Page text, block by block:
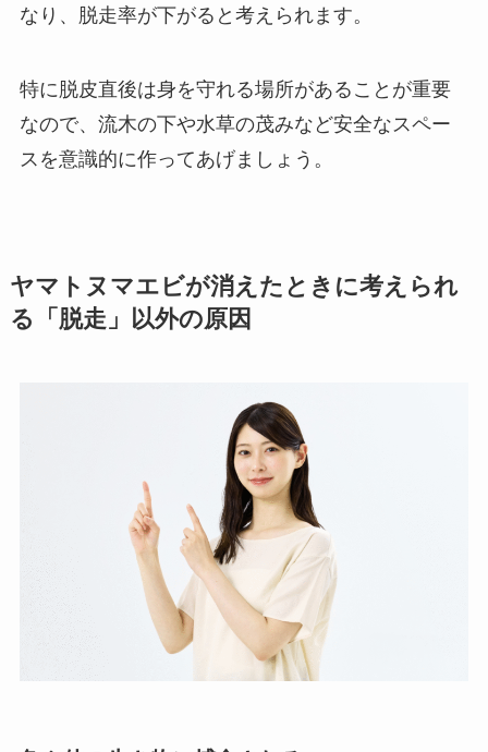
なり、脱走率が下がると考えられます。
特に脱皮直後は身を守れる場所があることが重要
なので、流木の下や水草の茂みなど安全なスペー
スを意識的に作ってあげましょう。
ヤマトヌマエビが消えたときに考えられ
る「脱走」以外の原因